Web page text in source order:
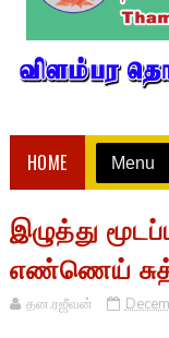
HOME
இழுத்து
எண்ணெய்
தன.ரஜீவன்